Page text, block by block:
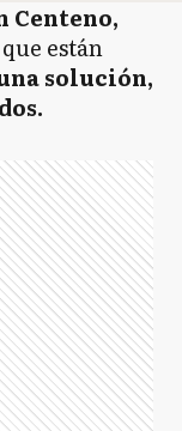
Centeno,
están
solución,